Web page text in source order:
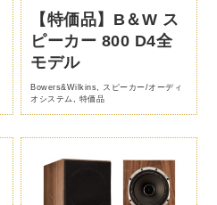
【特価品】B＆W ス
ピーカー 800 D4全
モデル
Bowers&Wilkins, スピーカー/オーディ
オシステム , 特価品